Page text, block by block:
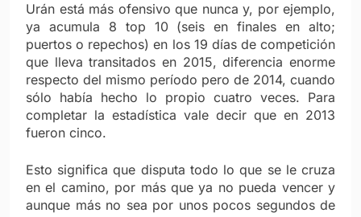
Urán está más ofensivo que nunca y, por ejemplo,
ya acumula 8 top 10 (seis en finales en alto;
puertos o repechos) en los 19 días de competición
que lleva transitados en 2015, diferencia enorme
respecto del mismo período pero de 2014, cuando
sólo había hecho lo propio cuatro veces. Para
completar la estadística vale decir que en 2013
fueron cinco.
Esto significa que disputa todo lo que se le cruza
en el camino, por más que ya no pueda vencer y
aunque más no sea por unos pocos segundos de